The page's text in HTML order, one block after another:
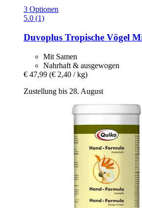
3 Optionen
5.0 (1)
Duvoplus Tropische Vögel
Mit Samen
Nahrhaft & ausgewogen
€ 47,99 (€ 2,40 / kg)
Zustellung bis 28. August